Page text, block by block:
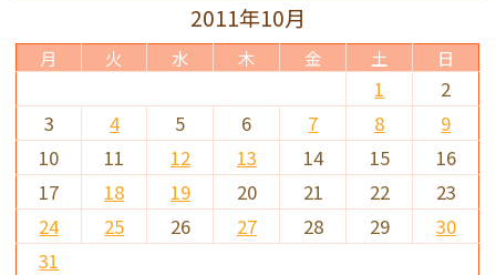
2011年10月
月 火 水 木 金 土 日
1
2
3
4 5 6 7 8
9
10
11 12 13 14 15
16
17
18 19 20 21 22
23
24
25 26 27 28 29
30
31